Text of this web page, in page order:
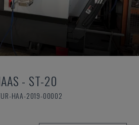
- ST-20
HAA-2019-00002